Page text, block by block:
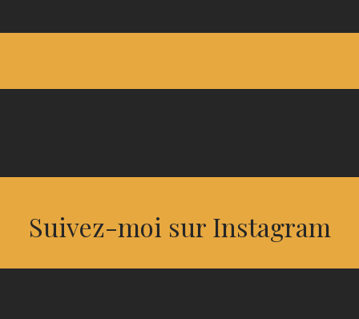
Suivez-moi sur Instagram